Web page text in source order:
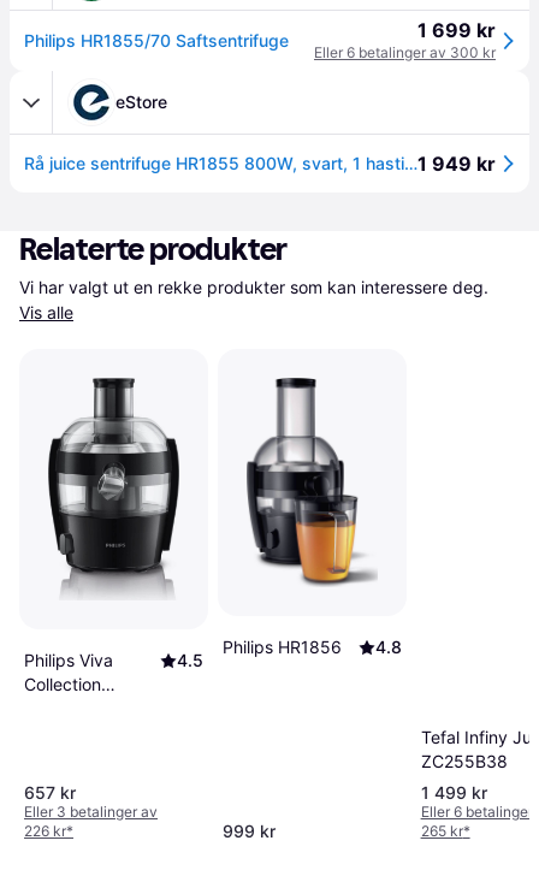
Philips HR1855/70 Saftsentrifuge 1 699 kr
Eller 6 betalinger av 300 kr
eStore
Rå juice sentrifuge HR1855 800W, svart, 1 hastighet,1 949 kr
Relaterte produkter
Vis alle
Philips Viva
Collection
4.5
657 kr
Eller 3 betalinger av
226 kr*
Philips HR1856 4.8
999 kr
Tefal Infiny
ZC255B38
1 499 kr
Eller 6 betalinger
265 kr*